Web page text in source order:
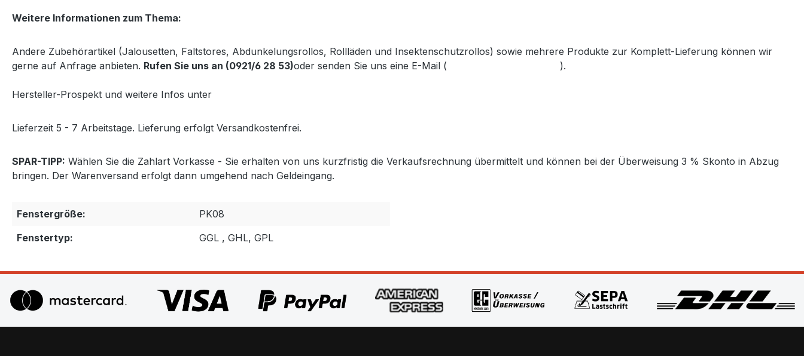
Weitere Informationen zum Thema:
Andere Zubehörartikel (Jalousetten, Faltstores, Abdunkelungsrollos, Rollläden und Insektenschutzrollos) sowie mehrere Produkte zur Komplett-Lieferung können wir
gerne auf Anfrage anbieten. Rufen Sie uns an (0921/6 28 53)oder senden Sie uns eine E-Mail ( ).
Hersteller-Prospekt und weitere Infos unter
Lieferzeit 5 - 7 Arbeitstage. Lieferung erfolgt Versandkostenfrei.
SPAR-TIPP: Wählen Sie die Zahlart Vorkasse - Sie erhalten von uns kurzfristig die Verkaufsrechnung übermittelt und können bei der Überweisung 3 % Skonto in Abzug
bringen. Der Warenversand erfolgt dann umgehend nach Geldeingang.
Fenstergröße:
PK08
Fenstertyp:
GGL , GHL, GPL